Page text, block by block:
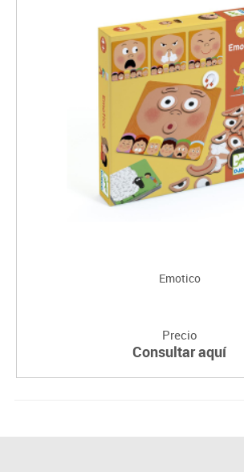
Emotico
Precio
Consultar aquí